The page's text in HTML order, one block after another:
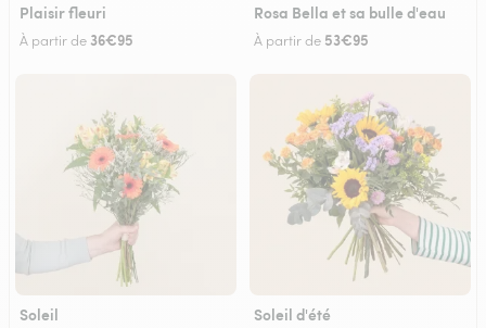
Plaisir fleuri
À partir de 36€95
Rosa Bella et sa bulle d'eau
À partir de 53€95
Soleil Soleil d'été